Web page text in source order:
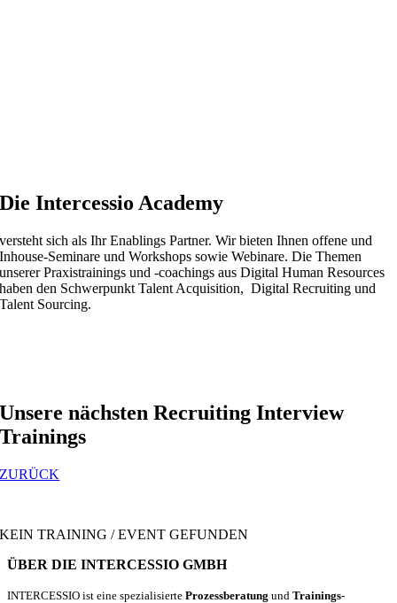
Die Intercessio Academy
versteht sich als Ihr Enablings Partner. Wir bieten Ihnen offene und
Inhouse-Seminare und Workshops sowie Webinare. Die Themen
unserer Praxistrainings und -coachings aus Digital Human Resources
haben den Schwerpunkt Talent Acquisition, Digital Recruiting und
Talent Sourcing.
Unsere nächsten Recruiting Interview
Trainings
ZURÜCK
KEIN TRAINING / EVENT GEFUNDEN
ÜBER DIE INTERCESSIO GMBH
INTERCESSIO ist eine spezialisierte Prozessberatung und Trainings-